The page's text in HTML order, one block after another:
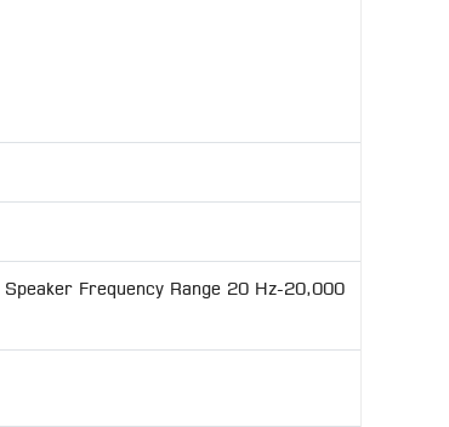
Frequency Range 20 Hz-20,000